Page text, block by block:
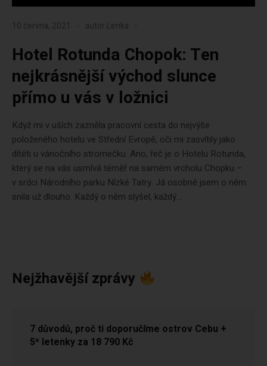
10 června, 2021 autor Lenka
Hotel Rotunda Chopok: Ten
nejkrásnější východ slunce
přímo u vás v ložnici
Když mi v uších zazněla pracovní cesta do nejvýše
položeného hotelu ve Střední Evropě, oči mi zasvítily jako
dítěti u vánočního stromečku. Ano, řeč je o Hotelu Rotunda,
který se na vás usmívá téměř na samém vrcholu Chopku –
v srdci Národního parku Nízké Tatry. Já osobně jsem o něm
snila už dlouho. Každý o něm slyšel, každý...
Nejžhavější zprávy
7 důvodů, proč ti doporučíme ostrov Cebu +
5* letenky za 18 790 Kč